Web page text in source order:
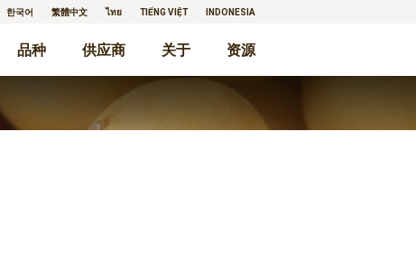
한국어 繁體中文 ไทย TIẾNG VIỆT INDONESIA
品种 供应商 关于 资源